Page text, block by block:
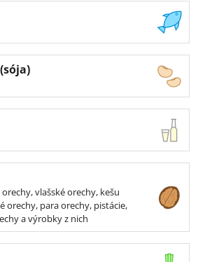
vlašské orechy, kešu
orechy, para orechy, pistácie,
a výrobky z nich